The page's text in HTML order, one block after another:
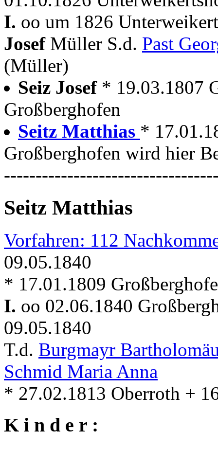
I. oo um 1826
Josef Müller S.d. Past
(Müller)
Seiz Josef * 19.03.1807
Großberghofen
Seitz Matthias *
Großberghofen wird hier
Seitz Matthias
Vorfahren: 112
09.05.1840
* 17.01.1809
I. oo 02.06.1840
09.05.1840
T.d. Burgmayr
Schmid Maria Anna
* 27.02.1813 Oberroth +
K i n d e r :